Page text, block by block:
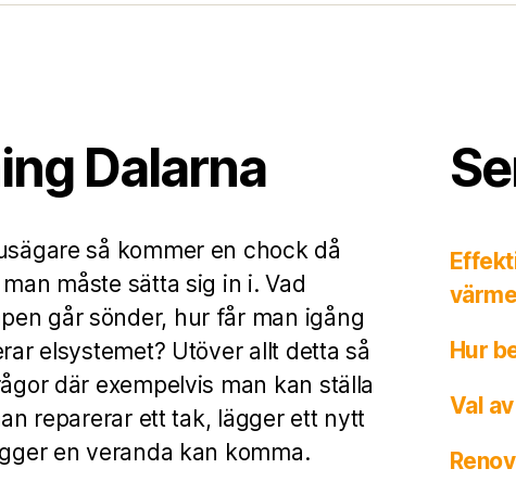
Dalarna
så kommer en chock då
måste sätta sig in i. Vad
går sönder, hur får man igång
elsystemet? Utöver allt detta så
där exempelvis man kan ställa
reparerar ett tak, lägger ett nytt
en veranda kan komma.
Hur
Val